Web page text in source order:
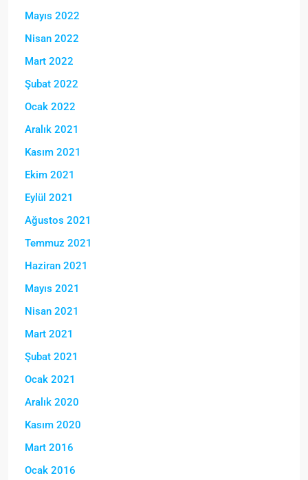
Mayıs 2022
Nisan 2022
Mart 2022
Şubat 2022
Ocak 2022
Aralık 2021
Kasım 2021
Ekim 2021
Eylül 2021
Ağustos 2021
Temmuz 2021
Haziran 2021
Mayıs 2021
Nisan 2021
Mart 2021
Şubat 2021
Ocak 2021
Aralık 2020
Kasım 2020
Mart 2016
Ocak 2016